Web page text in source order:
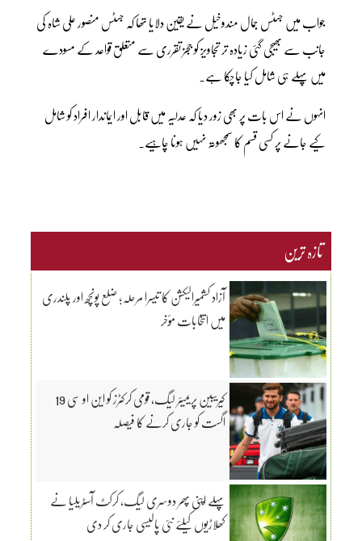
جواب میں جسٹس جمال مندوخیل نے یقین دلایا تھا کہ جسٹس منصور علی شاہ کی
جانب سے بھیجی گئی زیادہ تر تجاویز کو ججز تقرری سے متعلق قواعد کے مسودے
میں پہلے ہی شامل کیا جاچکا ہے۔
انہوں نے اس بات پر بھی زور دیا کہ عدلیہ میں قابل اور ایماندار افراد کو شامل
کیے جانے پر کسی قسم کا سمجھوتہ نہیں ہونا چاہیے۔
تازہ ترین
آزاد کشمیرالیکشن کا تیسرا مرحلہ؛ ضلع پونچھ اور پلندری
میں انتخابات مؤخر
کیریبین پریمیئر لیگ، قومی کرکٹرز کو این او سی 19
اگست کو جاری کرنے کا فیصلہ
پہلے اپنی پھر دوسری لیگ، کرکٹ آسٹریلیا نے
کھلاڑیوں کیلئے نئی پالیسی جاری کر دی